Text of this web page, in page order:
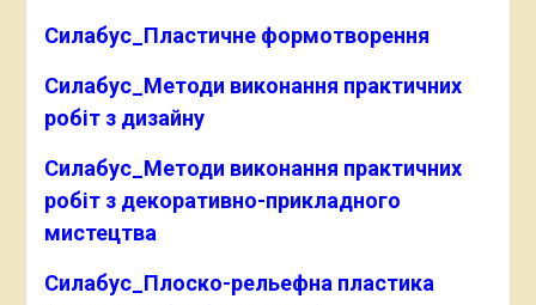
Силабус_Пластичне формотворення
Силабус_Методи виконання практичних
робіт з дизайну
Силабус_Методи виконання практичних
робіт з декоративно-прикладного
мистецтва
Силабус_Плоско-рельефна пластика